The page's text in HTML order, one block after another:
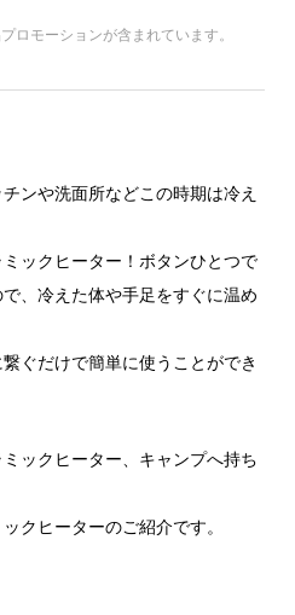
ロモーションが含まれています。
ンや洗面所などこの時期は冷え
ックヒーター！ボタンひとつで
、冷えた体や手足をすぐに温め
ぐだけで簡単に使うことができ
ックヒーター、キャンプへ持ち
クヒーターのご紹介です。